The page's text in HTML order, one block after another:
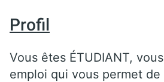
Profil
Vous êtes ÉTUDIANT,
emploi qui vous permet